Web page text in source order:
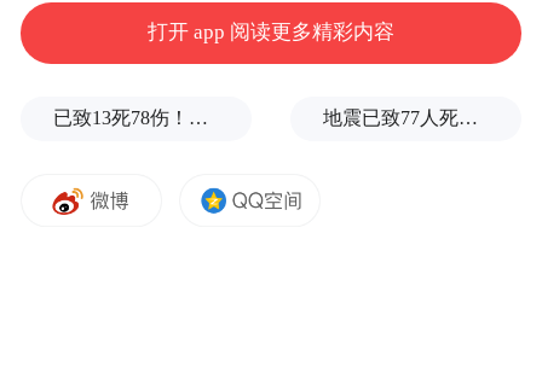
在当下日益追求美丽与肌肤健康的消费趋势
下，“去黑头”已经成为众多消费者关注的焦
打开 app 阅读更多精彩内容
已致13死78伤！这是乌方对俄本土发动的最致命袭击之一 地震已致77人死亡，哥伦比亚宣布进入国家灾难状态